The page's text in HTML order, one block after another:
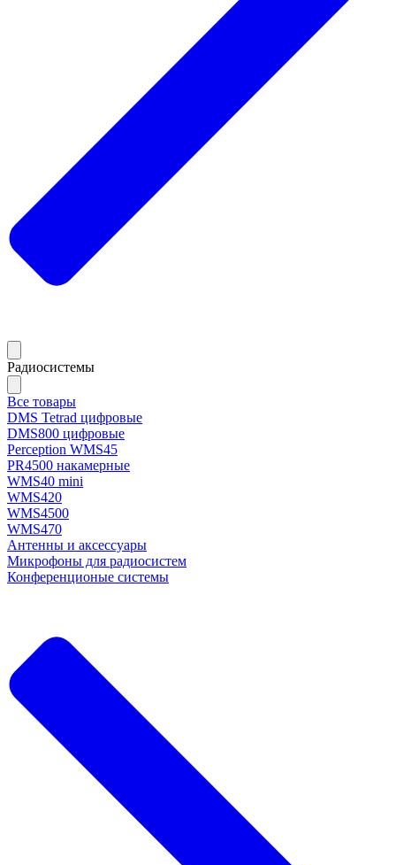
Радиосистемы
Все товары
DMS Tetrad цифровые
DMS800 цифровые
Perception WMS45
PR4500 накамерные
WMS40 mini
WMS420
WMS4500
WMS470
Антенны и аксессуары
Микрофоны для радиосистем
Конференционые системы